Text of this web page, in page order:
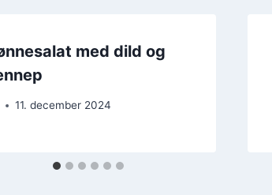
med dild og
11. december 2024